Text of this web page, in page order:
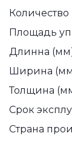
Количество
Площадь
Длинна
Ширина
Толщина
Срок
Страна